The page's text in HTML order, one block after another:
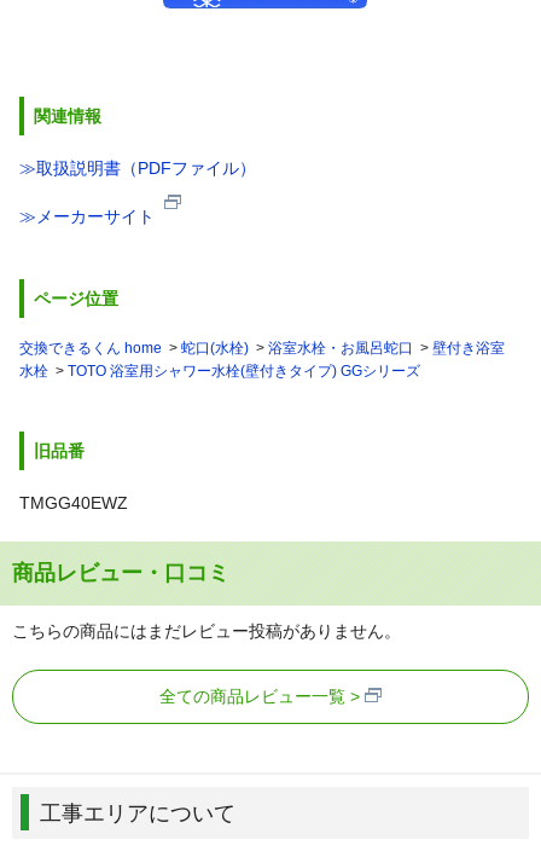
関連情報
≫取扱説明書（PDFファイル）
≫メーカーサイト
ページ位置
交換できるくん home 蛇口(水栓) 浴室水栓・お風呂蛇口
壁付き浴室
水栓
TOTO 浴室用シャワー水栓(壁付きタイプ) GGシリーズ
旧品番
TMGG40EWZ
商品レビュー・口コミ
こちらの商品にはまだレビュー投稿がありません。
全ての商品レビュー一覧
工事エリアについて